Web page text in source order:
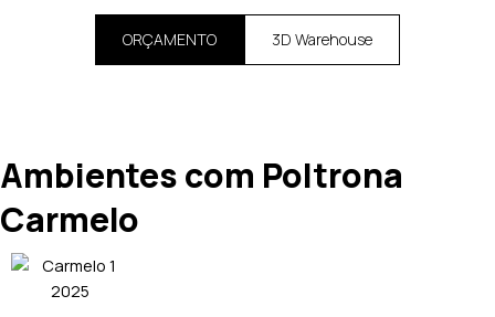
ORÇAMENTO 3D Warehouse
Ambientes com Poltrona
Carmelo